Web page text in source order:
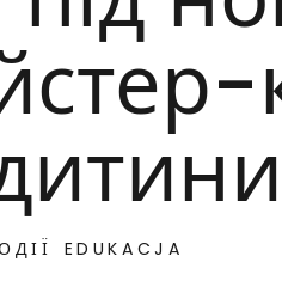
EDUKACJA